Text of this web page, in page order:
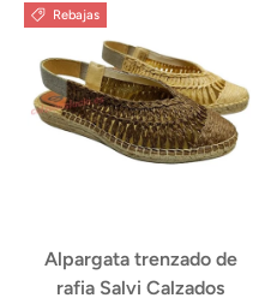
Rebajas
Alpargata trenzado de
rafia Salvi Calzados